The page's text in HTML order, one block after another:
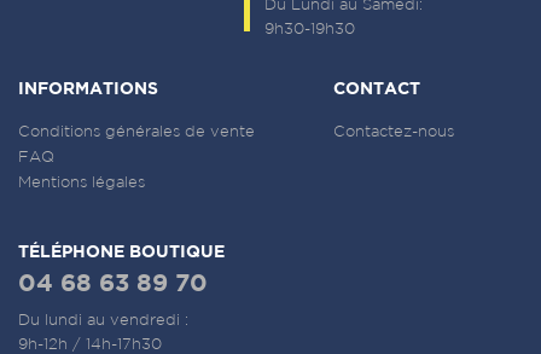
Du Lundi au Samedi:
9h30-19h30
INFORMATIONS
Conditions générales de vente
FAQ
Mentions légales
TÉLÉPHONE BOUTIQUE
04 68 63 89 70
Du lundi au vendredi :
9h-12h / 14h-17h30
CONTACT
Contactez-nous